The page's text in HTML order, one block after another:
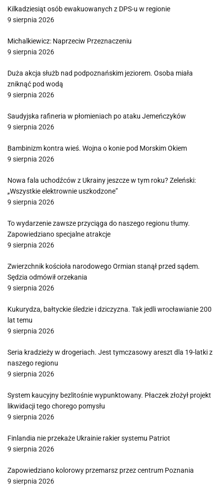
Kilkadziesiąt osób ewakuowanych z DPS-u w regionie
9 sierpnia 2026
Michalkiewicz: Naprzeciw Przeznaczeniu
9 sierpnia 2026
Duża akcja służb nad podpoznańskim jeziorem. Osoba miała
zniknąć pod wodą
9 sierpnia 2026
Saudyjska rafineria w płomieniach po ataku Jemeńczyków
9 sierpnia 2026
Bambinizm kontra wieś. Wojna o konie pod Morskim Okiem
9 sierpnia 2026
Nowa fala uchodźców z Ukrainy jeszcze w tym roku? Zeleński:
„Wszystkie elektrownie uszkodzone”
9 sierpnia 2026
To wydarzenie zawsze przyciąga do naszego regionu tłumy.
Zapowiedziano specjalne atrakcje
9 sierpnia 2026
Zwierzchnik kościoła narodowego Ormian stanął przed sądem.
Sędzia odmówił orzekania
9 sierpnia 2026
Kukurydza, bałtyckie śledzie i dziczyzna. Tak jedli wrocławianie 200
lat temu
9 sierpnia 2026
Seria kradzieży w drogeriach. Jest tymczasowy areszt dla 19-latki z
naszego regionu
9 sierpnia 2026
System kaucyjny bezlitośnie wypunktowany. Płaczek złożył projekt
likwidacji tego chorego pomysłu
9 sierpnia 2026
Finlandia nie przekaże Ukrainie rakier systemu Patriot
9 sierpnia 2026
Zapowiedziano kolorowy przemarsz przez centrum Poznania
9 sierpnia 2026